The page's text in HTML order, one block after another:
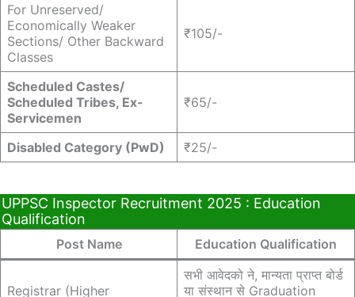
For Unreserved/
Economically Weaker
Sections/ Other Backward
Classes
₹105/-
Scheduled Castes/
Scheduled Tribes, Ex-
Servicemen
₹65/-
Disabled Category (PwD) ₹25/-
UPPSC Inspector Recruitment 2025 : Education
Qualification
Post Name Education Qualification
Registrar (Higher
सभी आवेदको ने, मान्यता प्राप्त बोर्ड
या संस्थान से Graduation